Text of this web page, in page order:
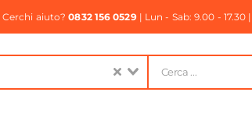
Cerchi aiuto?0832 156 0529| Lun - Sab: 9.00 - 17.30 |